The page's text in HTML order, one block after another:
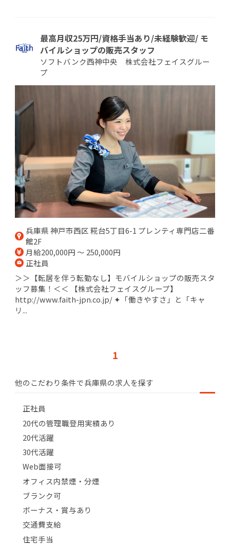
最高月収25万円/資格手当あり/未経験歓迎/ モ
バイルショップの販売スタッフ
ソフトバンク西神中央 株式会社フェイスグルー
プ
兵庫県 神戸市西区 糀台5丁目6-1 プレンティ専門店二番
館2F
月給200,000円 ～ 250,000円
正社員
＞＞【転居を伴う転勤なし】モバイルショップの販売スタ
ッフ募集！＜＜ 【株式会社フェイスグループ】
http://www.faith-jpn.co.jp/ ✦「働きやすさ」と「キャ
リ...
1
他のこだわり条件で兵庫県の求人を探す
正社員
20代の管理職登用実績あり
20代活躍
30代活躍
Web面接可
オフィス内禁煙・分煙
ブランク可
ボーナス・賞与あり
交通費支給
住宅手当